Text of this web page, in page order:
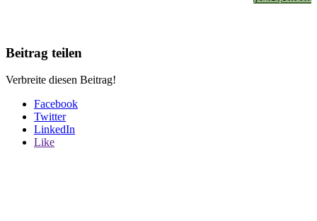
Beitrag teilen
Verbreite diesen Beitrag!
Facebook
Twitter
LinkedIn
Like